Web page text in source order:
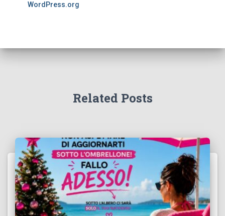
WordPress.org
Related Posts